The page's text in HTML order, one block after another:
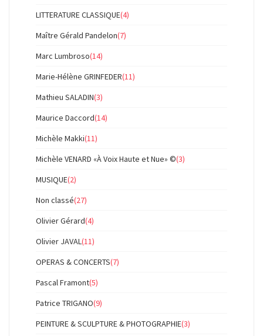
LITTERATURE CLASSIQUE(4)
Maître Gérald Pandelon(7)
Marc Lumbroso(14)
Marie-Hélène GRINFEDER(11)
Mathieu SALADIN(3)
Maurice Daccord(14)
Michèle Makki(11)
Michèle VENARD «À Voix Haute et Nue» ©(3)
MUSIQUE(2)
Non classé(27)
Olivier Gérard(4)
Olivier JAVAL(11)
OPERAS & CONCERTS(7)
Pascal Framont(5)
Patrice TRIGANO(9)
PEINTURE & SCULPTURE & PHOTOGRAPHIE(3)